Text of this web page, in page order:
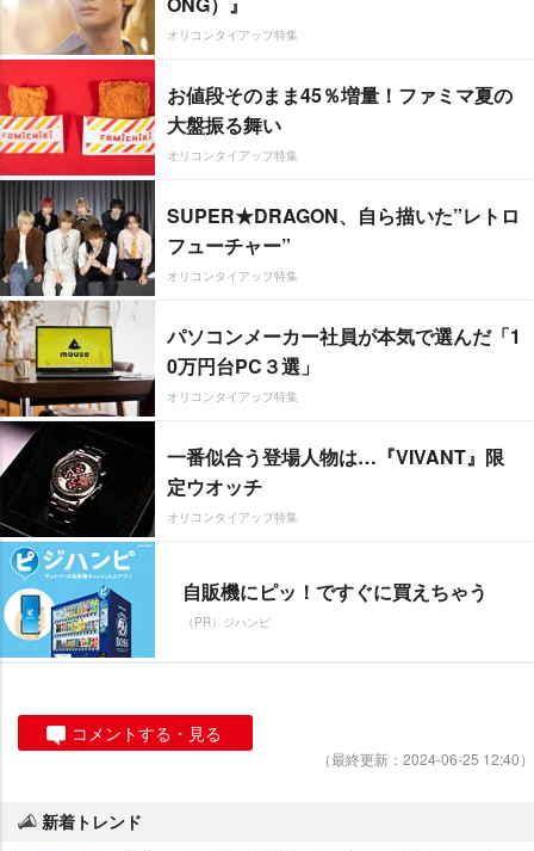
オリコンタイアップ特集
お値段そのまま45％増量！ファミマ夏の
大盤振る舞い
オリコンタイアップ特集
SUPER★DRAGON、自ら描いた”レトロ
フューチャー”
オリコンタイアップ特集
パソコンメーカー社員が本気で選んだ「1
0万円台PC３選」
オリコンタイアップ特集
一番似合う登場人物は…『VIVANT』限
定ウオッチ
オリコンタイアップ特集
自販機にピッ！ですぐに買えちゃう
（PR）ジハンピ
コメントする・見る
（最終更新：2024-06-25 12:40）
新着トレンド